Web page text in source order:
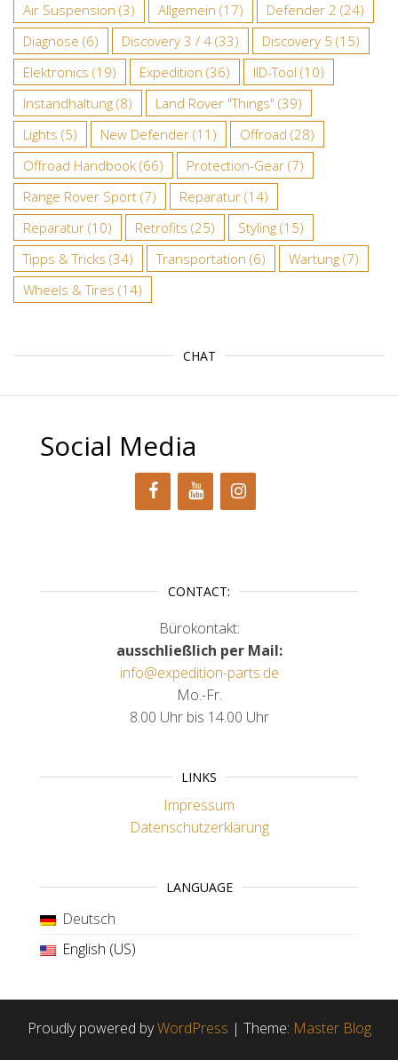
Air Suspension (3) Allgemein (17) Defender 2 (24)
Diagnose (6) Discovery 3 / 4 (33) Discovery 5 (15)
Elektronics (19) Expedition (36) IID-Tool (10)
Instandhaltung (8) Land Rover "Things" (39)
Lights (5) New Defender (11) Offroad (28)
Offroad Handbook (66) Protection-Gear (7)
Range Rover Sport (7) Reparatur (14)
Reparatur (10) Retrofits (25) Styling (15)
Tipps & Tricks (34) Transportation (6) Wartung (7)
Wheels & Tires (14)
CHAT
Social Media
CONTACT:
Bürokontakt:
ausschließlich per Mail:
info@expedition-parts.de
Mo.-Fr.
8.00 Uhr bis 14.00 Uhr
LINKS
Impressum
Datenschutzerklärung
LANGUAGE
Deutsch
English (US)
Proudly powered byWordPress | Theme: Master Blog